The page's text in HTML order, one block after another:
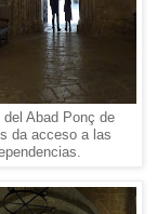
del Abad Ponç de
da acceso a las